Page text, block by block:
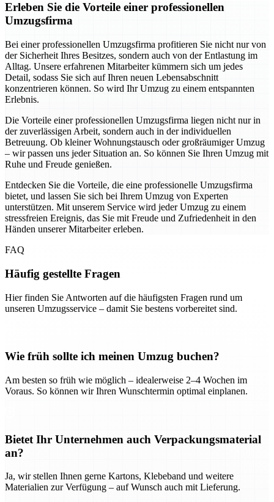
Erleben Sie die Vorteile einer professionellen
Umzugsfirma
Bei einer professionellen Umzugsfirma profitieren Sie nicht nur von
der Sicherheit Ihres Besitzes, sondern auch von der Entlastung im
Alltag. Unsere erfahrenen Mitarbeiter kümmern sich um jedes
Detail, sodass Sie sich auf Ihren neuen Lebensabschnitt
konzentrieren können. So wird Ihr Umzug zu einem entspannten
Erlebnis.
Die Vorteile einer professionellen Umzugsfirma liegen nicht nur in
der zuverlässigen Arbeit, sondern auch in der individuellen
Betreuung. Ob kleiner Wohnungstausch oder großräumiger Umzug
– wir passen uns jeder Situation an. So können Sie Ihren Umzug mit
Ruhe und Freude genießen.
Entdecken Sie die Vorteile, die eine professionelle Umzugsfirma
bietet, und lassen Sie sich bei Ihrem Umzug von Experten
unterstützen. Mit unserem Service wird jeder Umzug zu einem
stressfreien Ereignis, das Sie mit Freude und Zufriedenheit in den
Händen unserer Mitarbeiter erleben.
FAQ
Häufig gestellte Fragen
Hier finden Sie Antworten auf die häufigsten Fragen rund um
unseren Umzugsservice – damit Sie bestens vorbereitet sind.
Wie früh sollte ich meinen Umzug buchen?
Am besten so früh wie möglich – idealerweise 2–4 Wochen im
Voraus. So können wir Ihren Wunschtermin optimal einplanen.
Bietet Ihr Unternehmen auch Verpackungsmaterial
an?
Ja, wir stellen Ihnen gerne Kartons, Klebeband und weitere
Materialien zur Verfügung – auf Wunsch auch mit Lieferung.